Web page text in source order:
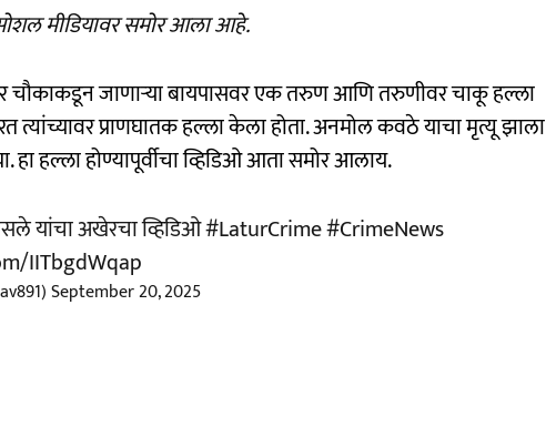
सोशल मीडियावर समोर आला आहे.
चौकाकडून जाणाऱ्या बायपासवर एक तरुण आणि तरुणीवर चाकू हल्ला
त्यांच्यावर प्राणघातक हल्ला केला होता. अनमोल कवठे याचा मृत्यू झाला
हल्ला होण्यापूर्वीचा व्हिडिओ आता समोर आलाय.
यांचा अखेरचा व्हिडिओ#LaturCrime#CrimeNews
IITbgdWqap
September 20, 2025